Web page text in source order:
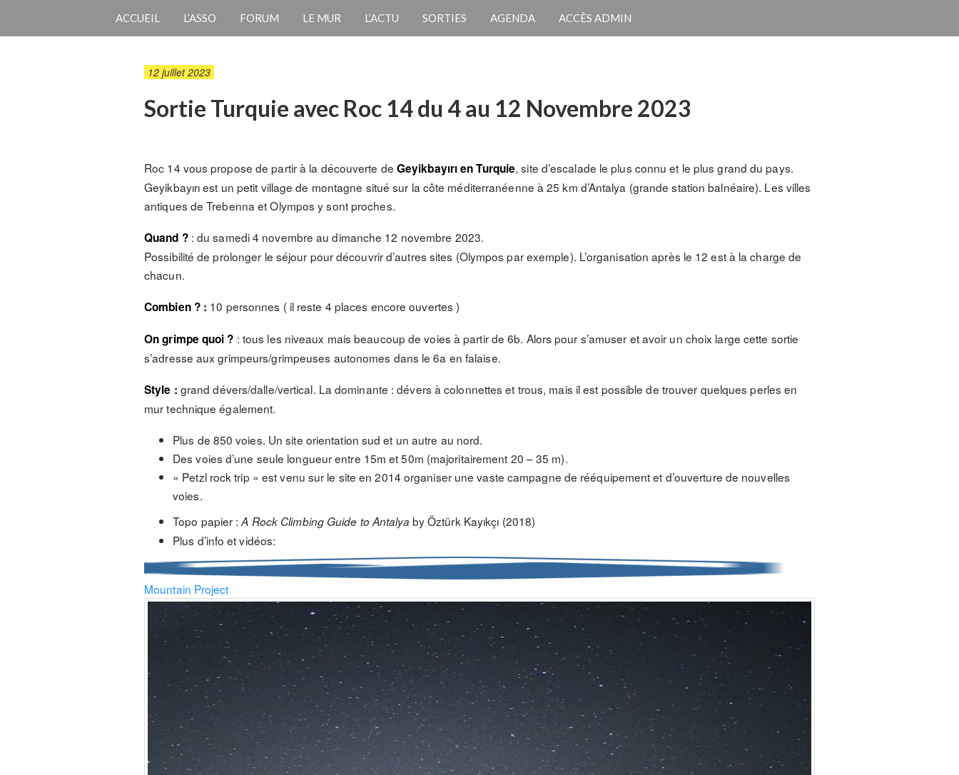
ACCUEIL L’ASSO FORUM LE MUR L’ACTU SORTIES AGENDA ACCÈS ADMIN
12 juillet 2023
Sortie Turquie avec Roc 14 du 4 au 12 Novembre 2023
Roc 14 vous propose de partir à la découverte de Geyikbayırı en Turquie, site d’escalade le plus connu et le plus grand du pays.
Geyikbayırı est un petit village de montagne situé sur la côte méditerranéenne à 25 km d’Antalya (grande station balnéaire). Les villes
antiques de Trebenna et Olympos y sont proches.
Quand ?: du samedi 4 novembre au dimanche 12 novembre 2023.
Possibilité de prolonger le séjour pour découvrir d’autres sites (Olympos par exemple). L’organisation après le 12 est à la charge de
chacun.
Combien ? : 10 personnes ( il reste 4 places encore ouvertes )
On grimpe quoi ? : tous les niveaux mais beaucoup de voies à partir de 6b. Alors pour s’amuser et avoir un choix large cette sortie
s’adresse aux grimpeurs/grimpeuses autonomes dans le 6a en falaise.
Style : grand dévers/dalle/vertical. La dominante : dévers à colonnettes et trous, mais il est possible de trouver quelques perles en
mur technique également.
Plus de 850 voies. Un site orientation sud et un autre au nord.
Des voies d’une seule longueur entre 15m et 50m (majoritairement 20 – 35 m).
« Petzl rock trip » est venu sur le site en 2014 organiser une vaste campagne de rééquipement et d’ouverture de nouvelles
voies.
Topo papier :A Rock Climbing Guide to Antalya by Öztürk Kayıkçı (2018)
Plus d’info et vidéos:
Mountain Project